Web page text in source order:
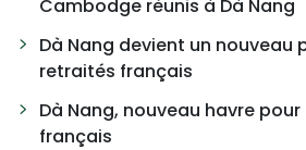
Cambodge réunis à Dà Nang
Dà Nang devient un nouveau
retraités français
Dà Nang, nouveau havre
français